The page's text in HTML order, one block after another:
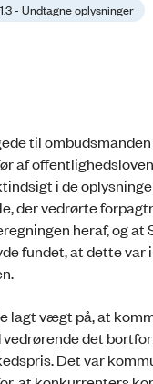
- Undtagne oplysninger
til
af
i de
der vedrørte
heraf, og
fundet, at dette var
lagt vægt på, at
det
Det var